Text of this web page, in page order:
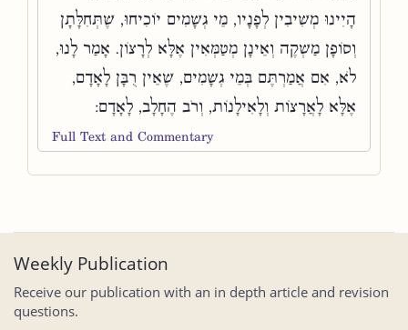
הָיִינוּ מְשִׁיבִין לְפָנָיו, מֵי גְשָׁמִים יוֹכִיחוּ, שֶׁתְּחִלָּתָן
וְסוֹפָן מַשְׁקֶה וְאֵינָן מְטַמְּאִין אֶלָּא לְרָצוֹן. אָמַר לָנוּ,
לֹא, אִם אֲמַרְתֶּם בְּמֵי גְשָׁמִים, שֶׁאֵין רֻבָּן לָאָדָם,
אֶלָּא לָאֲרָצוֹת וְלָאִילָנוֹת, וְרֹב הֶחָלָב, לָאָדָם:
Full Text and Commentary
Weekly Publication
Receive our publication with an in depth article and revision
questions.